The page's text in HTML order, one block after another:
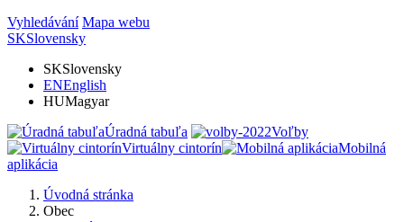
Vyhledávání Mapa webu
SKSlovensky
SKSlovensky
ENEnglish
HUMagyar
Úradná tabuľa
Voľby
Virtuálny cintorín
Mobilná
aplikácia
Úvodná stránka
Obec